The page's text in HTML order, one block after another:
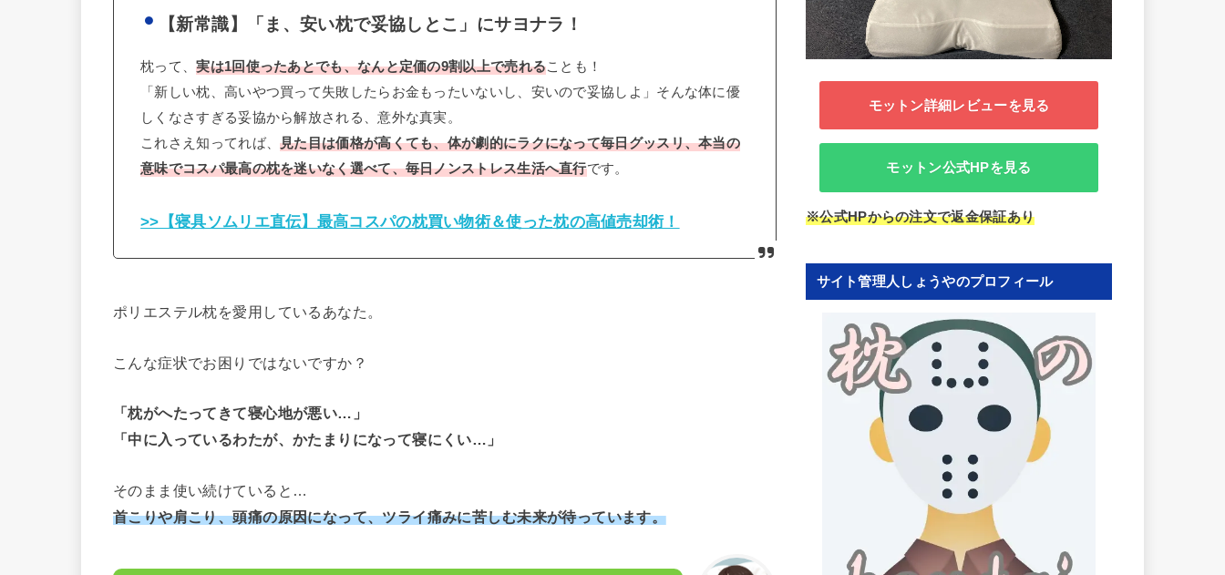
【新常識】「ま、安い枕で妥協しとこ」にサヨナラ！
枕って、実は1回使ったあとでも、なんと定価の9割以上で売れることも！
「新しい枕、高いやつ買って失敗したらお金もったいないし、安いので妥協しよ」そんな体に優
しくなさすぎる妥協から解放される、意外な真実。
これさえ知ってれば、見た目は価格が高くても、体が劇的にラクになって毎日グッスリ、本当の
意味でコスパ最高の枕を迷いなく選べて、毎日ノンストレス生活へ直行です。
>>【寝具ソムリエ直伝】最高コスパの枕買い物術＆使った枕の高値売却術！
ポリエステル枕を愛用しているあなた。
こんな症状でお困りではないですか？
「枕がへたってきて寝心地が悪い…」
「中に入っているわたが、かたまりになって寝にくい…」
そのまま使い続けていると…
首こりや肩こり、頭痛の原因になって、ツライ痛みに苦しむ未来が待っています。
モットン詳細レビューを見る
モットン公式HPを見る
※公式HPからの注文で返金保証あり
サイト管理人しょうやのプロフィール